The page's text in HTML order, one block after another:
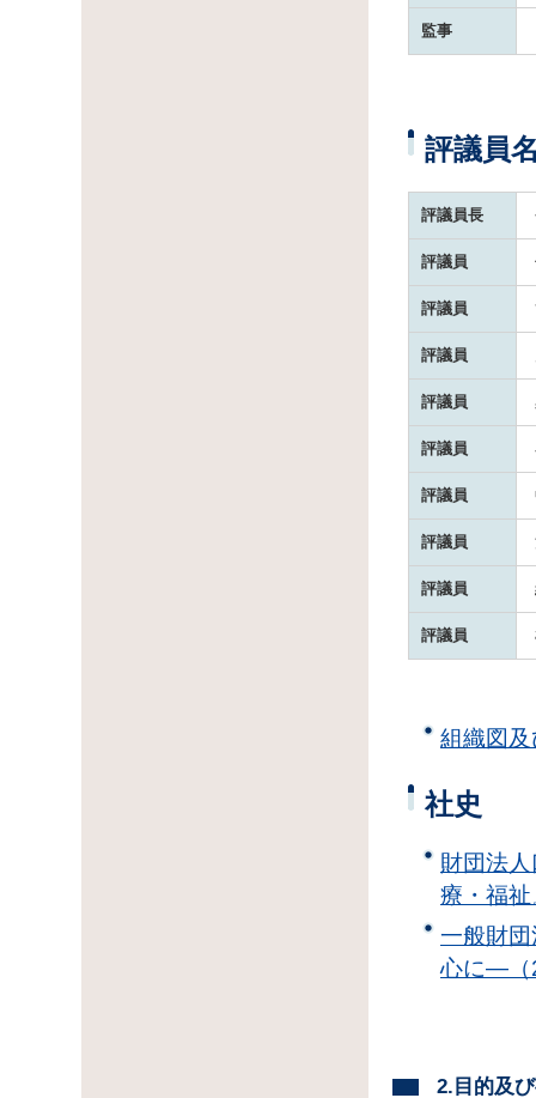
監事
評議員
評議員長
評議員
評議員
評議員
評議員
評議員
評議員
評議員
評議員
評議員
組織図
社史
財団法
療・福
一般財
心に―（
2.目的及